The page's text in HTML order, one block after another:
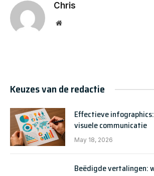
Chris
Website
Keuzes van de redactie
Effectieve
visuele communicatie
May 18, 2026
Beëdigde vertalingen: